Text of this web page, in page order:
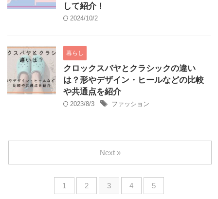
して紹介！
2024/10/2
暮らし
クロックスバヤとクラシックの違い
は？形やデザイン・ヒールなどの比較
や共通点を紹介
2023/8/3 ファッション
1 2 3 4 5
Next »